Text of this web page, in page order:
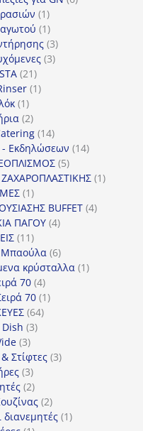
11
προϊόν
11
προϊόν
33
προϊόντα
33
2121
προϊόντα
11
11
προϊόν
22
προϊόντα
1414
προϊόντα
- Εκδηλώσεων 1414
55
προϊόντα
11
11
προϊόν
BUFFET 44
ΠΑΓΟΥ 44
1111
προϊόντα
Μπαούλα 66
προϊόντα
κρύσταλλα 11
70 44
προϊόντα
70 11
6464
33
33
προϊόντα
Στίφτες 33
33
προϊόντα
22
προϊόντα
22
προϊόντα
11